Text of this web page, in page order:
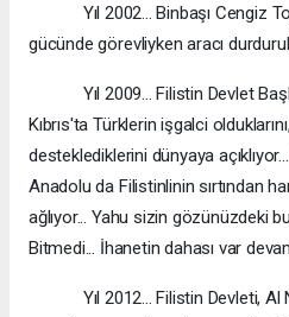
Yıl 2002... Binbaşı Cengiz
gücünde görevliyken aracı
Yıl 2009... Filistin Devlet
Kıbrıs'ta Türklerin işgalci
desteklediklerini dünyaya
Anadolu da Filistinlinin sırtından
ağlıyor... Yahu sizin gözünüzdeki
Bitmedi... İhanetin dahası var
Yıl 2012... Filistin Devleti, Al